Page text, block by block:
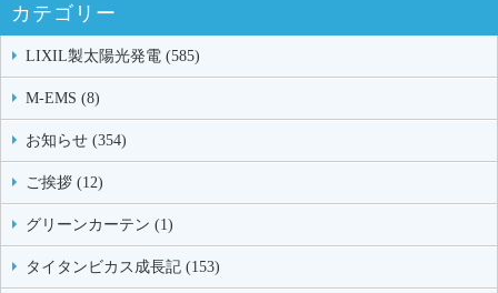
カテゴリー
LIXIL製太陽光発電 (585)
M-EMS (8)
お知らせ (354)
ご挨拶 (12)
グリーンカーテン (1)
タイタンビカス成長記 (153)